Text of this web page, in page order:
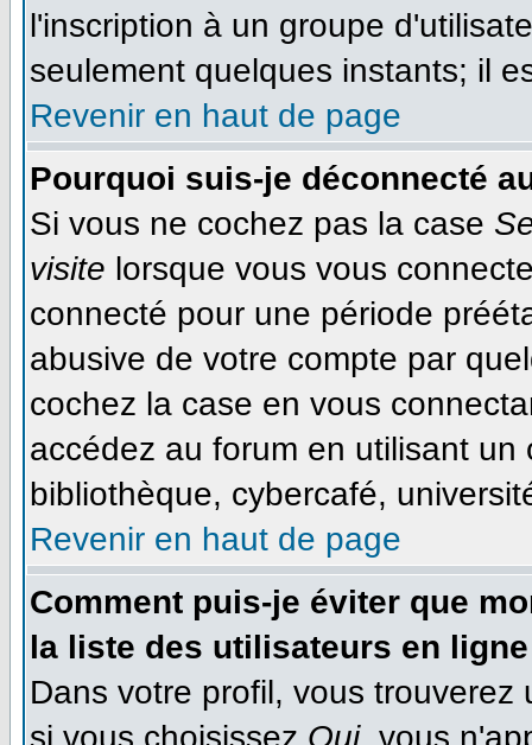
l'inscription à un groupe
seulement quelques instants; il
Revenir en haut de page
Pourquoi suis-je déconnecté
Si vous ne cochez pas la case
visite lorsque vous vous
connecté pour une période
abusive de votre compte par
cochez la case en vous
accédez au forum en utilisant
bibliothèque, cybercafé,
Revenir en haut de page
Comment puis-je éviter que
la liste des utilisateurs en
Dans votre profil, vous
si vous choisissez Oui, vous